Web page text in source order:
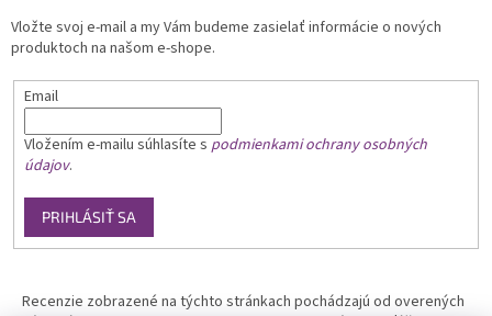
Vložte svoj e-mail a my Vám budeme zasielať informácie o nových
produktoch na našom e-shope.
Email
Vložením e-mailu súhlasíte s podmienkami ochrany osobných
údajov.
PRIHLÁSIŤ SA
Recenzie zobrazené na týchto stránkach pochádzajú od overených